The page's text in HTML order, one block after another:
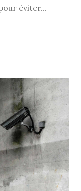
éviter...